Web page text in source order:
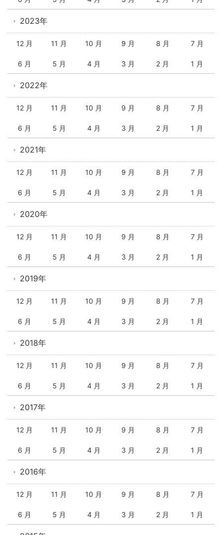
2023年
12 月 11 月 10 月 9 月 8 月 7 月
6 月 5 月 4 月 3 月 2 月 1 月
2022年
12 月 11 月 10 月 9 月 8 月 7 月
6 月 5 月 4 月 3 月 2 月 1 月
2021年
12 月 11 月 10 月 9 月 8 月 7 月
6 月 5 月 4 月 3 月 2 月 1 月
2020年
12 月 11 月 10 月 9 月 8 月 7 月
6 月 5 月 4 月 3 月 2 月 1 月
2019年
12 月 11 月 10 月 9 月 8 月 7 月
6 月 5 月 4 月 3 月 2 月 1 月
2018年
12 月 11 月 10 月 9 月 8 月 7 月
6 月 5 月 4 月 3 月 2 月 1 月
2017年
12 月 11 月 10 月 9 月 8 月 7 月
6 月 5 月 4 月 3 月 2 月 1 月
2016年
12 月 11 月 10 月 9 月 8 月 7 月
6 月 5 月 4 月 3 月 2 月 1 月